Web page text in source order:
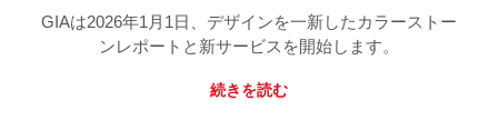
GIAは2026年1月1日、デザインを一新したカラーストー
ンレポートと新サービスを開始します。
続きを読む